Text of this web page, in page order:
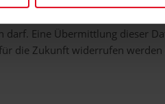
e.V. die oben
Eine Übermittlung dieser
die Zukunft widerrufen werden